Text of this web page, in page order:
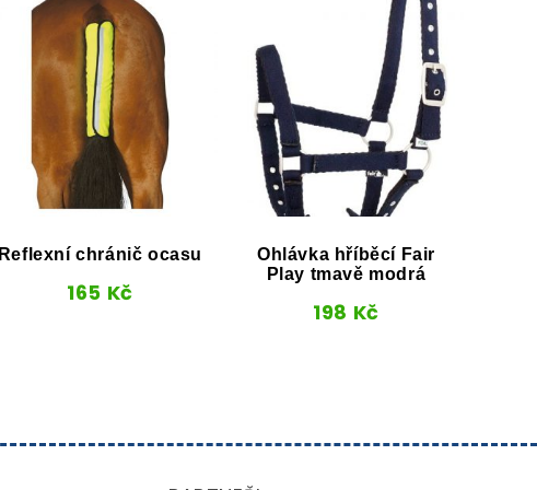
Reflexní chránič ocasu
165 Kč
Ohlávka hříběcí Fair
Play tmavě modrá
198 Kč